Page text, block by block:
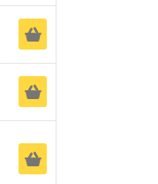
Ä
Ä
Ä